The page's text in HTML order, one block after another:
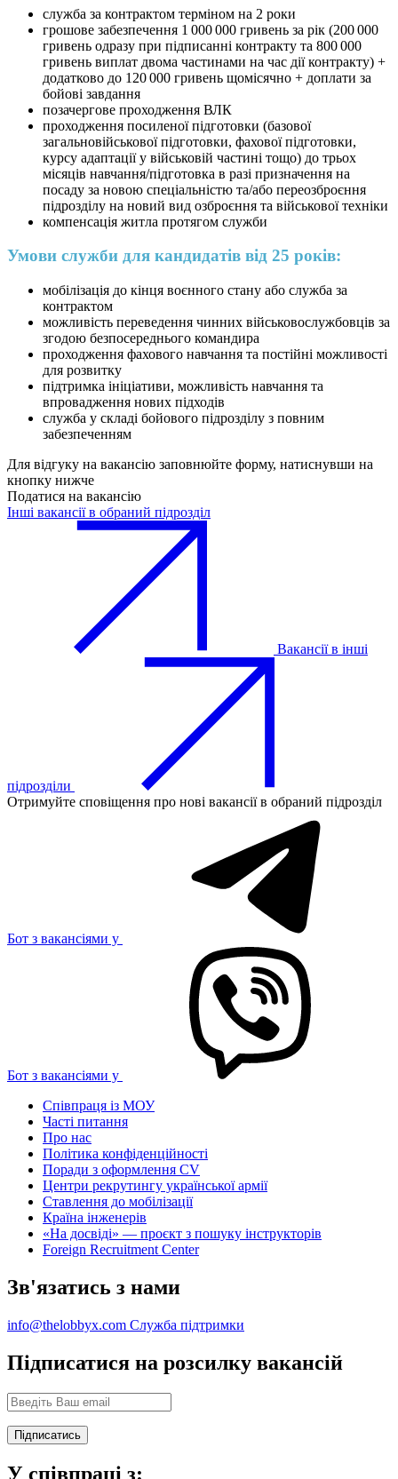
служба за контрактом терміном на 2 роки
грошове забезпечення 1 000 000 гривень за рік (200 000
гривень одразу при підписанні контракту та 800 000
гривень виплат двома частинами на час дії контракту) +
додатково до 120 000 гривень щомісячно + доплати за
бойові завдання
позачергове проходження ВЛК
проходження посиленої підготовки (базової
загальновійськової підготовки, фахової підготовки,
курсу адаптації у військовій частині тощо) до трьох
місяців навчання/підготовка в разі призначення на
посаду за новою спеціальністю та/або переозброєння
підрозділу на новий вид озброєння та військової техніки
компенсація житла протягом служби
Умови служби для кандидатів від 25 років:
мобілізація до кінця воєнного стану або служба за
контрактом
можливість переведення чинних військовослужбовців за
згодою безпосереднього командира
проходження фахового навчання та постійні можливості
для розвитку
підтримка ініціативи, можливість навчання та
впровадження нових підходів
служба у складі бойового підрозділу з повним
забезпеченням
Для відгуку на вакансію заповнюйте форму, натиснувши на
кнопку нижче
Податися на вакансію
Інші вакансії в обраний підрозділ
Вакансії в інші
підрозділи
Отримуйте сповіщення про нові вакансії в обраний підрозділ
Бот з вакансіями у
Бот з вакансіями у
Співпраця із МОУ
Часті питання
Про нас
Політика конфіденційності
Поради з оформлення CV
Центри рекрутингу української армії
Ставлення до мобілізації
Країна інженерів
«На досвіді» — проєкт з пошуку інструкторів
Foreign Recruitment Center
Зв'язатись з нами
info@thelobbyx.com Служба підтримки
Підписатися на розсилку вакансій
У співпраці з: